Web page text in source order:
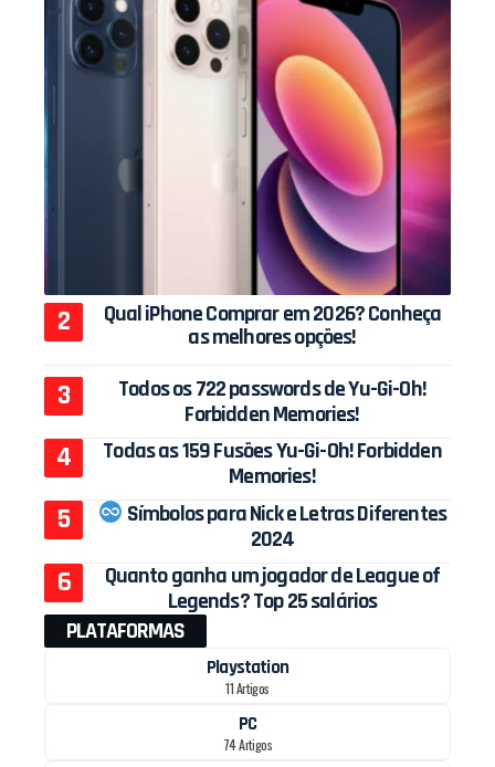
Qual iPhone Comprar em 2026? Conheça
as melhores opções!
Todos os 722 passwords de Yu-Gi-Oh!
Forbidden Memories!
Todas as 159 Fusões Yu-Gi-Oh! Forbidden
Memories!
Símbolos para Nick e Letras Diferentes
2024
Quanto ganha um jogador de League of
Legends? Top 25 salários
PLATAFORMAS
Playstation
11 Artigos
PC
74 Artigos